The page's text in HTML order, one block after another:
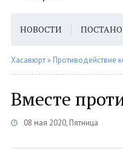
НОВОСТИ
ГОРОДСКАЯ СРЕДА
Хасавюрт » Противодействие
Вместе
08 мая 2020, Пятница